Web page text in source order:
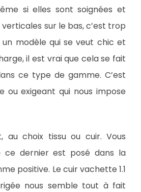
si elles sont soignées et
sur le bas, c’est trop
modèle qui se veut chic et
il est vrai que cela se fait
ce type de gamme. C’est
ou exigeant qui nous impose
au choix tissu ou cuir. Vous
ce dernier est posé dans la
positive. Le cuir vachette 1.1
nous semble tout à fait